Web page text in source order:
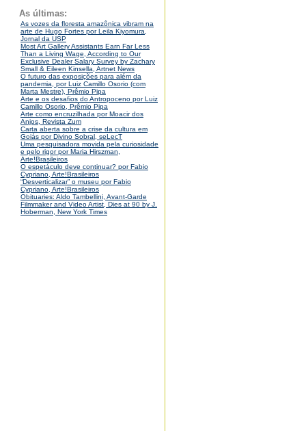
As últimas:
As vozes da floresta amazônica vibram na
arte de Hugo Fortes por Leila Kiyomura,
Jornal da USP
Most Art Gallery Assistants Earn Far Less
Than a Living Wage, According to Our
Exclusive Dealer Salary Survey by Zachary
Small & Eileen Kinsella, Artnet News
O futuro das exposições para além da
pandemia, por Luiz Camillo Osorio (com
Marta Mestre), Prêmio Pipa
Arte e os desafios do Antropoceno por Luiz
Camillo Osorio, Prêmio Pipa
Arte como encruzilhada por Moacir dos
Anjos, Revista Zum
Carta aberta sobre a crise da cultura em
Goiás por Divino Sobral, seLecT
Uma pesquisadora movida pela curiosidade
e pelo rigor por Maria Hirszman,
Arte!Brasileiros
O espetáculo deve continuar? por Fabio
Cypriano, Arte!Brasileiros
“Desverticalizar” o museu por Fabio
Cypriano, Arte!Brasileiros
Obituaries: Aldo Tambellini, Avant-Garde
Filmmaker and Video Artist, Dies at 90 by J.
Hoberman, New York Times